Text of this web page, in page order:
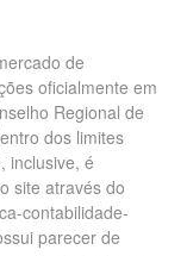
de
oficialmente em
Regional de
dos limites
inclusive, é
site através do
contabilidade-
parecer de